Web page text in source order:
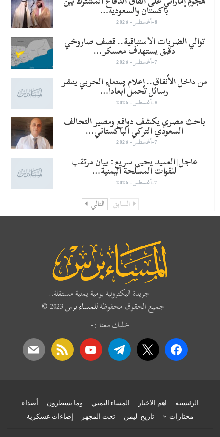
باكستان والسعودية…
8-أغسطس- 2026
توالي الضربات الاستباقية.. قصف صاروخي
دقيق يستهدف معسكر…
7-أغسطس- 2026
من داخل الأنفاق.. إعلام صنعاء الحربي ينشر
رسائل تحمل أبعاداً…
8-أغسطس- 2026
باحث مصري يكشف دوافع ومصير التحالف
السعودي التركي الباكستاني…
7-أغسطس- 2026
عاجل| العميد يحيى سريع: بيان مرتقب
للقوات المسلحة اليمنية…
7-أغسطس- 2026
السابق التالي
جريدة اليكترونية يومية يمنية مستقلة..
جميع الحقوق محفوظةللمساء برس
خليك معنا :-
facebook
x
telegram
youtube
rss
mail
الرئيسية اهم الاخبار المساء اليمني وما يسطرون
أصداء
مختارات
تاريخ اليمن تحت المجهر إضاءات عسكرية